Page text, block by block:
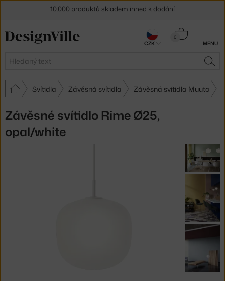
MENU
Hledat
0
Košík
Svítidla Závěsná svítidla Závěsná svítidla Muuto
Závěsné svítidlo Rime Ø25,
opal/white
30 dní na vrácení zbožíCZK